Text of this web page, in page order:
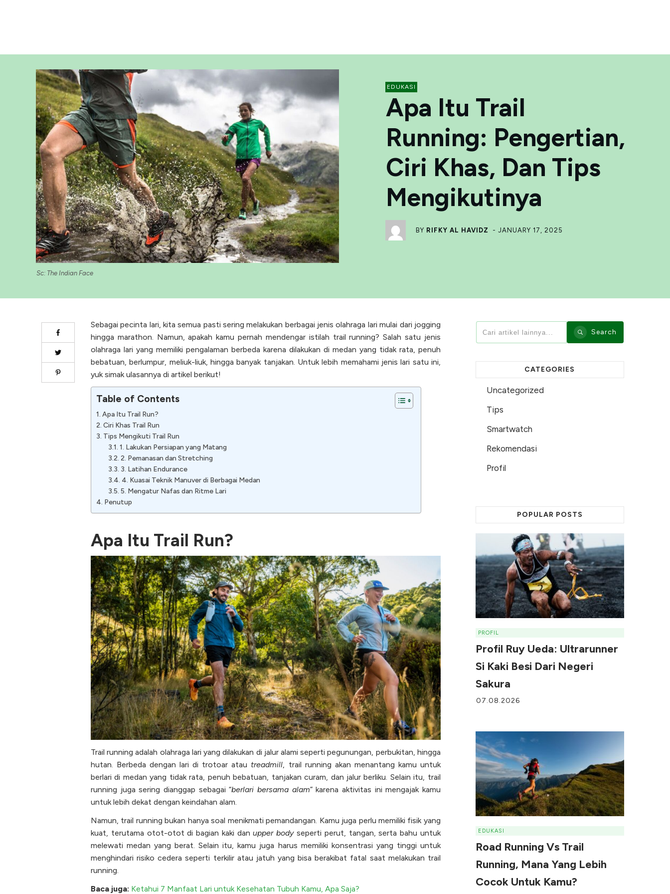
EDUKASI
Apa Itu Trail
Running: Pengertian,
Ciri Khas, Dan Tips
Mengikutinya
BY RIFKY AL HAVIDZ -JANUARY 17, 2025
Sc: The Indian Face
Sebagai pecinta lari, kita semua pasti sering melakukan berbagai jenis olahraga lari mulai dari jogging
hingga marathon. Namun, apakah kamu pernah mendengar istilah trail running? Salah satu jenis
olahraga lari yang memiliki pengalaman berbeda karena dilakukan di medan yang tidak rata, penuh
bebatuan, berlumpur, meliuk-liuk, hingga banyak tanjakan. Untuk lebih memahami jenis lari satu ini,
yuk simak ulasannya di artikel berikut!
Table of Contents
Apa Itu Trail Run?
Ciri Khas Trail Run
Tips Mengikuti Trail Run
1. Lakukan Persiapan yang Matang
2. Pemanasan dan Stretching
3. Latihan Endurance
4. Kuasai Teknik Manuver di Berbagai Medan
5. Mengatur Nafas dan Ritme Lari
Penutup
Apa Itu Trail Run?
Trail running adalah olahraga lari yang dilakukan di jalur alami seperti pegunungan, perbukitan, hingga
hutan. Berbeda dengan lari di trotoar atau treadmill, trail running akan menantang kamu untuk
berlari di medan yang tidak rata, penuh bebatuan, tanjakan curam, dan jalur berliku. Selain itu, trail
running juga sering dianggap sebagai “berlari bersama alam” karena aktivitas ini mengajak kamu
untuk lebih dekat dengan keindahan alam.
Namun, trail running bukan hanya soal menikmati pemandangan. Kamu juga perlu memiliki fisik yang
kuat, terutama otot-otot di bagian kaki danupper bodyseperti perut, tangan, serta bahu untuk
melewati medan yang berat. Selain itu, kamu juga harus memiliki konsentrasi yang tinggi untuk
menghindari risiko cedera seperti terkilir atau jatuh yang bisa berakibat fatal saat melakukan trail
running.
Baca juga: Ketahui 7 Manfaat Lari untuk Kesehatan Tubuh Kamu, Apa Saja?
Search
CATEGORIES
Uncategorized
Tips
Smartwatch
Rekomendasi
Profil
POPULAR POSTS
PROFIL
Profil Ruy Ueda: Ultrarunner
Si Kaki Besi Dari Negeri
Sakura
07.08.2026
EDUKASI
Road Running Vs Trail
Running, Mana Yang Lebih
Cocok Untuk Kamu?